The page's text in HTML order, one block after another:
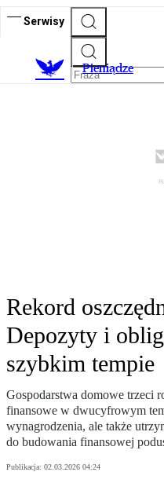
Serwisy
Pieniądze
Rekord
Depozyty i
szybkim tempie
Gospodarstwa domowe trzeci
finansowe w dwucyfrowym
wynagrodzenia, ale także
do budowania finansowej
Publikacja: 02.03.2026 04:24